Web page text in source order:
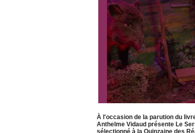
À l'occasion de la parution du
Anthelme Vidaud présente Le
sélectionné à la Quinzaine des